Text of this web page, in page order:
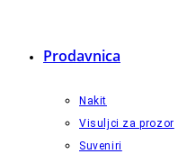
Prodavnica
Nakit
Visuljci za prozor
Suveniri